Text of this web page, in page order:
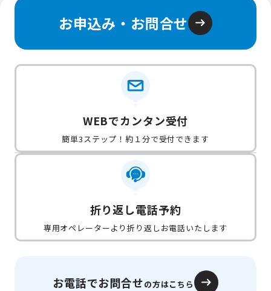
お申込み・お問合せ
WEBでカンタン受付
簡単3ステップ！約１分で受付できます
折り返し電話予約
専用オペレーターより折り返しお電話いたします
お電話でお問合せの方はこちら